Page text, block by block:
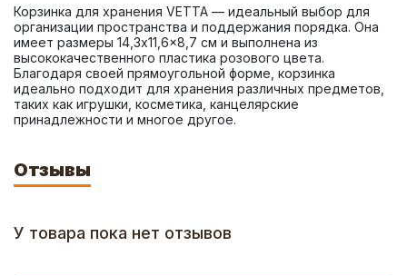
Корзинка для хранения VETTA — идеальный выбор для
организации пространства и поддержания порядка. Она
имеет размеры 14,3x11,6x8,7 см и выполнена из
высококачественного пластика розового цвета.
Благодаря своей прямоугольной форме, корзинка
идеально подходит для хранения различных предметов,
таких как игрушки, косметика, канцелярские
принадлежности и многое другое.
Отзывы
У товара пока нет отзывов